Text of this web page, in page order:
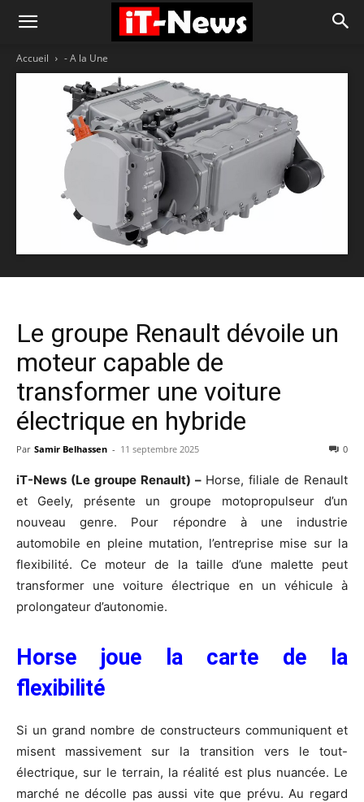
Accueil - A la Une
Le groupe Renault dévoile un
moteur capable de
transformer une voiture
électrique en hybride
Par Samir Belhassen - 11 septembre 2025 0
iT-News (Le groupe Renault) – Horse, filiale de Renault
et Geely, présente un groupe motopropulseur d’un
nouveau genre. Pour répondre à une industrie
automobile en pleine mutation, l’entreprise mise sur la
flexibilité. Ce moteur de la taille d’une malette peut
transformer une voiture électrique en un véhicule à
prolongateur d’autonomie.
Horse joue la carte de la
flexibilité
Si un grand nombre de constructeurs communiquent et
misent massivement sur la transition vers le tout-
électrique, sur le terrain, la réalité est plus nuancée. Le
marché ne décolle pas aussi vite que prévu. Au regard